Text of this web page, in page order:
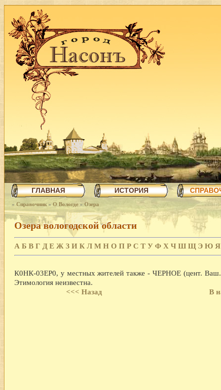
ГЛАВНАЯ ИСТОРИЯ
» Справочник » О Вологде » Озера
Озера вологодской области
А Б В Г Д Е Ж З И К Л М Н О П Р С Т У Ф Х Ч Ш Щ Э Ю Я
К0НК-03ЕР0, у местных жителей также - ЧЕРНОЕ (цент. Ваш.)
Этимология неизвестна.
<<< Назад
В